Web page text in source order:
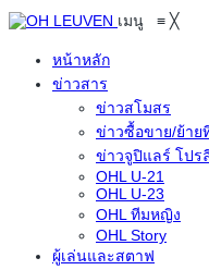
เมนู ≡ ╳
หน้าหลัก
ข่าวสาร
ข่าวสโมสร
ข่าวซื้อขาย/ย้าย
ข่าวจูปิแลร์ โปร
OHL U-21
OHL U-23
OHL ทีมหญิง
OHL Story
ผู้เล่นและสตาฟ